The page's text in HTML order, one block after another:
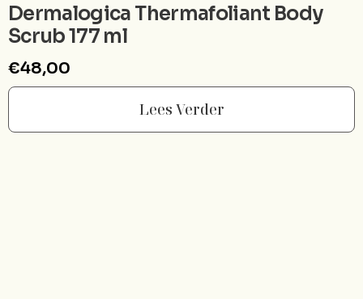
Dermalogica Thermafoliant Body
Scrub 177 ml
€48,00
Lees Verder